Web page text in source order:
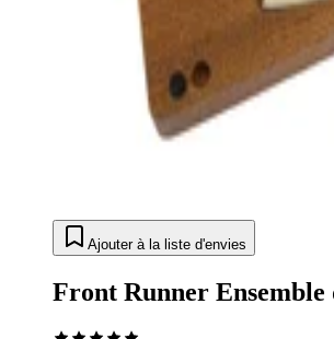
Ajouter à la liste d'envies
Front Runner Ensemble